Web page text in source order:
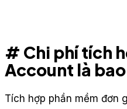
# Chi phí tích
Account là
Tích hợp phần mềm đơn